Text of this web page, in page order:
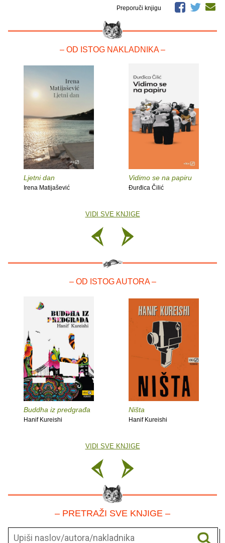
Preporuči knjigu
– OD ISTOG NAKLADNIKA –
Ljetni dan
Irena Matijašević
Vidimo se na papiru
Đurđica Čilić
VIDI SVE KNJIGE
– OD ISTOG AUTORA –
Buddha iz predgrađa
Hanif Kureishi
Ništa
Hanif Kureishi
VIDI SVE KNJIGE
– PRETRAŽI SVE KNJIGE –